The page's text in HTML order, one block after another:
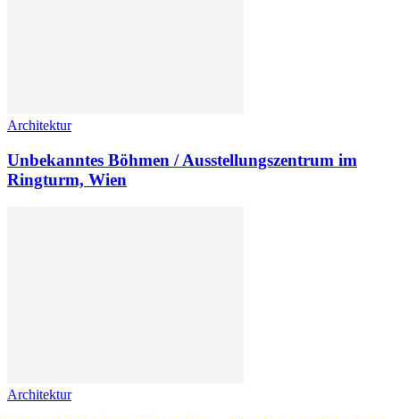
Architektur
Unbekanntes Böhmen / Ausstellungszentrum im
Ringturm, Wien
Architektur